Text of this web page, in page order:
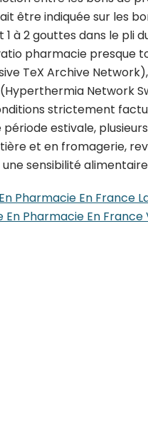
être indiquée sur les
à 2 gouttes dans le pli
pharmacie presque
TeX Archive
Network
strictement
estivale,
et en fromagerie,
sensibilité
Pharmacie En France
Pharmacie En France